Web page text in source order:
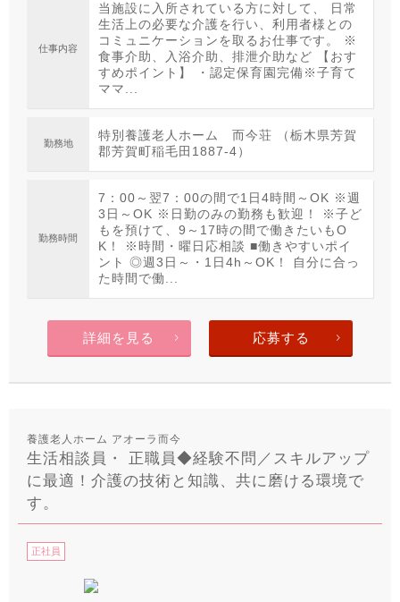
仕事内容
当施設に入所されている方に対して、 日常
生活上の必要な介護を行い、利用者様との
コミュニケーションを取るお仕事です。 ※
食事介助、入浴介助、排泄介助など 【おす
すめポイント】 ・認定保育園完備※子育て
ママ...
勤務地
特別養護老人ホーム 而今荘 （栃木県芳賀
郡芳賀町稲毛田1887-4）
勤務時間
7：00～翌7：00の間で1日4時間～OK ※週
3日～OK ※日勤のみの勤務も歓迎！ ※子ど
もを預けて、9～17時の間で働きたいもO
K！ ※時間・曜日応相談 ■働きやすいポイ
ント ◎週3日～・1日4h～OK！ 自分に合っ
た時間で働...
詳細を見る 応募する
養護老人ホーム アオーラ而今
生活相談員・ 正職員◆経験不問／スキルアップ
に最適！介護の技術と知識、共に磨ける環境で
す。
正社員